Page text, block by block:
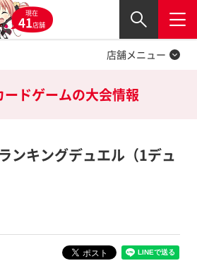
現在
41店舗 閉じる
店舗メニュー
ードゲームの大会情報
ンキングデュエル（1デュ